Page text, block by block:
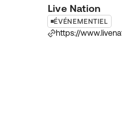
Live Nation
ÉVÉNEMENTIEL
https://